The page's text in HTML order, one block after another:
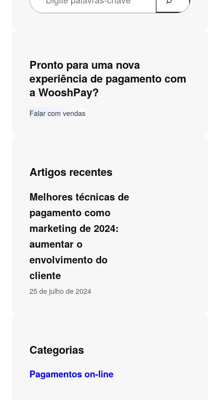
Pronto para uma nova
experiência de pagamento com
a WooshPay?
Falar com vendas
Artigos recentes
Melhores técnicas de
pagamento como
marketing de 2024:
aumentar o
envolvimento do
cliente
25 de julho de 2024
Categorias
Pagamentos on-line